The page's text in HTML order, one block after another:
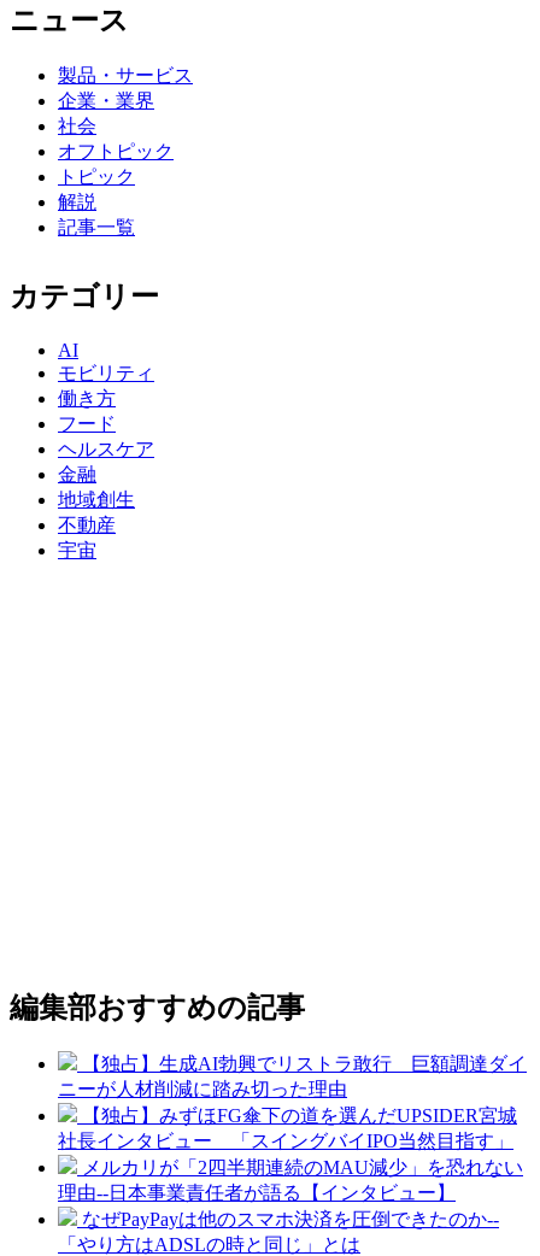
ニュース
製品・サービス
企業・業界
社会
オフトピック
トピック
解説
記事一覧
カテゴリー
AI
モビリティ
働き方
フード
ヘルスケア
金融
地域創生
不動産
宇宙
編集部おすすめの記事
【独占】生成AI勃興でリストラ敢行 巨額調達ダイ
ニーが人材削減に踏み切った理由
【独占】みずほFG傘下の道を選んだUPSIDER宮城
社長インタビュー 「スイングバイIPO当然目指す」
メルカリが「2四半期連続のMAU減少」を恐れない
理由--日本事業責任者が語る【インタビュー】
なぜPayPayは他のスマホ決済を圧倒できたのか--
「やり方はADSLの時と同じ」とは